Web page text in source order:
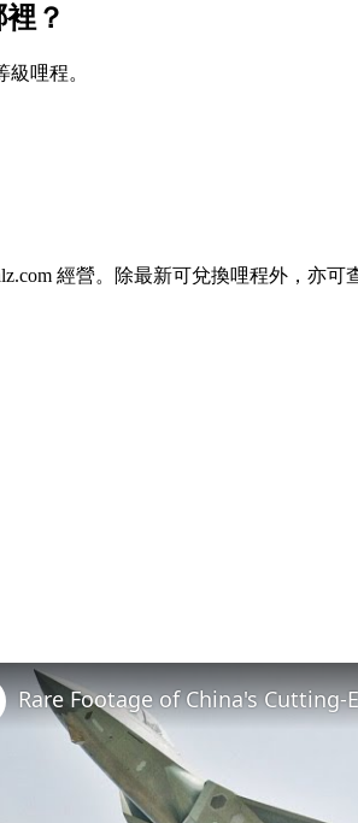
？
哩程。
經營。除最新可兌換哩程外，亦